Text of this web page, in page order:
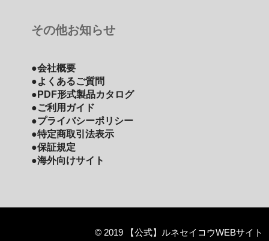
その他お知らせ
●会社概要
●よくあるご質問
●PDF形式製品カタログ
●ご利用ガイド
●プライバシーポリシー
●特定商取引法表示
●保証規定
●海外向けサイト
© 2019 【公式】ルネセイコウWEBサイト